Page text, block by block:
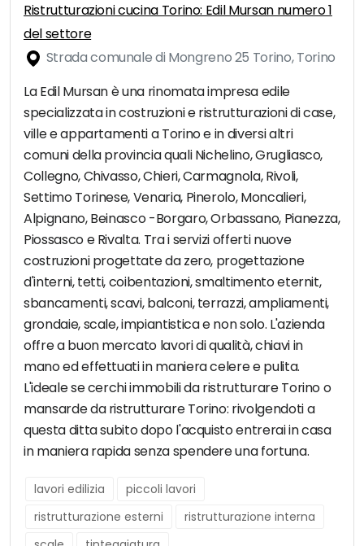
Ristrutturazioni cucina Torino: Edil Mursan numero 1
del settore
Strada comunale di Mongreno 25 Torino, Torino
La Edil Mursan è una rinomata impresa edile
specializzata in costruzioni e ristrutturazioni di case,
ville e appartamenti a Torino e in diversi altri
comuni della provincia quali Nichelino, Grugliasco,
Collegno, Chivasso, Chieri, Carmagnola, Rivoli,
Settimo Torinese, Venaria, Pinerolo, Moncalieri,
Alpignano, Beinasco -Borgaro, Orbassano, Pianezza,
Piossasco e Rivalta. Tra i servizi offerti nuove
costruzioni progettate da zero, progettazione
d'interni, tetti, coibentazioni, smaltimento eternit,
sbancamenti, scavi, balconi, terrazzi, ampliamenti,
grondaie, scale, impiantistica e non solo. L'azienda
offre a buon mercato lavori di qualità, chiavi in
mano ed effettuati in maniera celere e pulita.
L'ideale se cerchi immobili da ristrutturare Torino o
mansarde da ristrutturare Torino: rivolgendoti a
questa ditta subito dopo l'acquisto entrerai in casa
in maniera rapida senza spendere una fortuna.
lavori edilizia
piccoli lavori
ristrutturazione esterni
ristrutturazione interna